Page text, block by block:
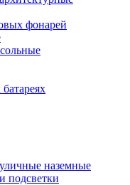
фонарей
наземные
подсветки